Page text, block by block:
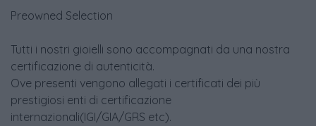
Preowned Selection
Tutti i nostri gioielli sono accompagnati da una nostra
certificazione di autenticità.
Ove presenti vengono allegati i certificati dei più
prestigiosi enti di certificazione
internazionali(IGI/GIA/GRS etc).